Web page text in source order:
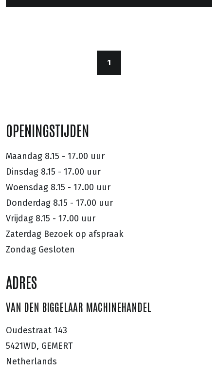
1
OPENINGSTIJDEN
Maandag 8.15 - 17.00 uur
Dinsdag 8.15 - 17.00 uur
Woensdag 8.15 - 17.00 uur
Donderdag 8.15 - 17.00 uur
Vrijdag 8.15 - 17.00 uur
Zaterdag Bezoek op afspraak
Zondag Gesloten
ADRES
VAN DEN BIGGELAAR MACHINEHANDEL
Oudestraat 143
5421WD, GEMERT
Netherlands